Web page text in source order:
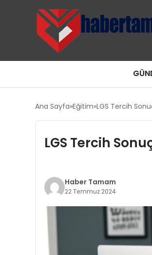
Ana Sayfa Eğitim LGS Tercih
LGS Tercih
Haber Tamam
22 Temmuz 2024